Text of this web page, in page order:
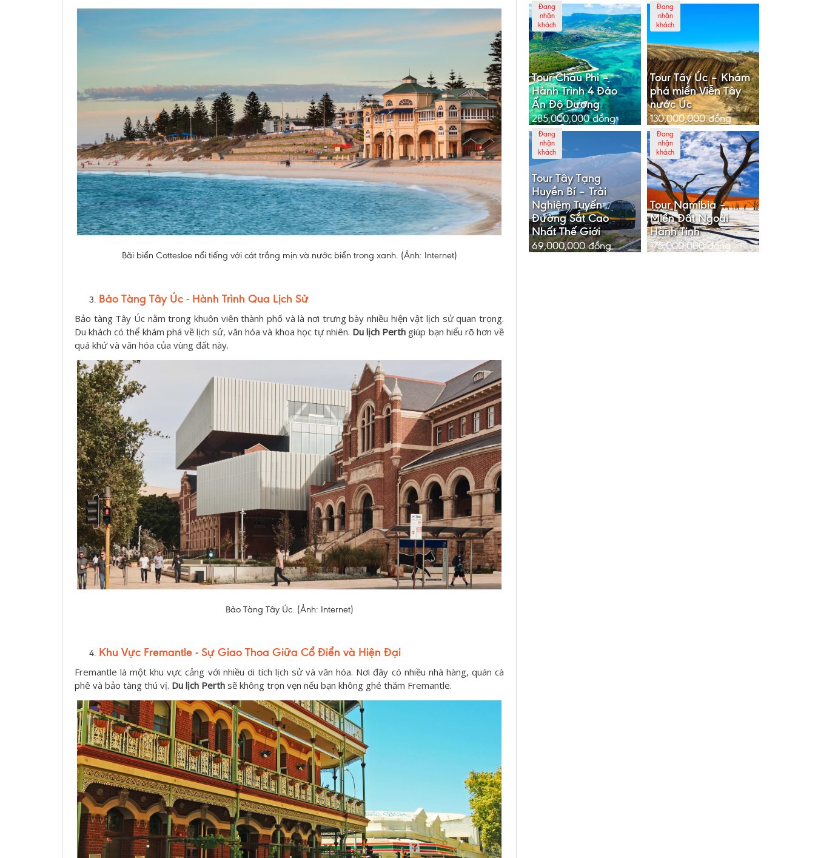
Bãi biển Cottesloe nổi tiếng với cát trắng mịn và nước biển trong xanh. (Ảnh: Internet)
Bảo Tàng Tây Úc - Hành Trình Qua Lịch Sử
Bảo tàng Tây Úc nằm trong khuôn viên thành phố và là nơi trưng bày nhiều hiện vật lịch sử quan trọng.
Du khách có thể khám phá về lịch sử, văn hóa và khoa học tự nhiên. Du lịch Perth giúp bạn hiểu rõ hơn về
quá khứ và văn hóa của vùng đất này.
Bảo Tàng Tây Úc. (Ảnh: Internet)
Khu Vực Fremantle - Sự Giao Thoa Giữa Cổ Điển và Hiện Đại
Fremantle là một khu vực cảng với nhiều di tích lịch sử và văn hóa. Nơi đây có nhiều nhà hàng, quán cà
phê và bảo tàng thú vị. Du lịch Perth sẽ không trọn vẹn nếu bạn không ghé thăm Fremantle.
Đang
nhận
khách
Tour Châu Phi –
Hành Trình 4 Đảo
Ấn Độ Dương
285,000,000đồng
Đang
nhận
khách
Tour Tây Úc – Khám
phá miền Viễn Tây
nước Úc
130,000,000đồng
Đang
nhận
khách
Tour Tây Tạng
Huyền Bí – Trải
Nghiệm Tuyến
Đường Sắt Cao
Nhất Thế Giới
69,000,000đồng
Đang
nhận
khách
Tour Namibia –
Miền Đất Ngoài
Hành Tinh
175,000,000đồng